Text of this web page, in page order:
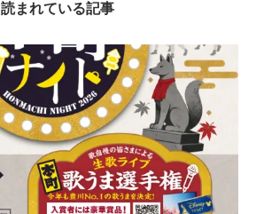
読まれている記事